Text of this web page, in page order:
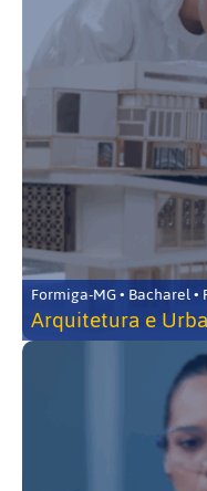
Formiga-MG • Bacharel
Arquitetura e